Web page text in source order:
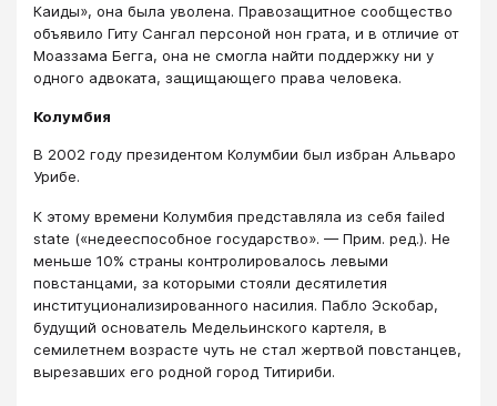
Каиды», она была уволена. Правозащитное сообщество
объявило Гиту Сангал персоной нон грата, и в отличие от
Моаззама Бегга, она не смогла найти поддержку ни у
одного адвоката, защищающего права человека.
Колумбия
В 2002 году президентом Колумбии был избран Альваро
Урибе.
К этому времени Колумбия представляла из себя failed
state («недееспособное государство». — Прим. ред.). Не
меньше 10% страны контролировалось левыми
повстанцами, за которыми стояли десятилетия
институционализированного насилия. Пабло Эскобар,
будущий основатель Медельинского картеля, в
семилетнем возрасте чуть не стал жертвой повстанцев,
вырезавших его родной город Титириби.